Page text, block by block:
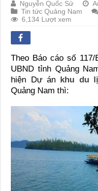
Nguyễn Quốc Sử
Tin tức Quảng Nam
6,134 Lượt xem
Theo Báo cáo số 117/
UBND tỉnh Quảng
hiện Dự án khu du
Quảng Nam thì: